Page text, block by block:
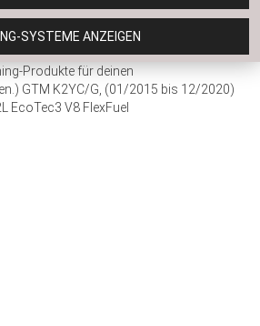
SYSTEME ANZEIGEN
Produkte für deinen
GTM K2YC/G, (01/2015 bis 12/2020)
EcoTec3 V8 FlexFuel